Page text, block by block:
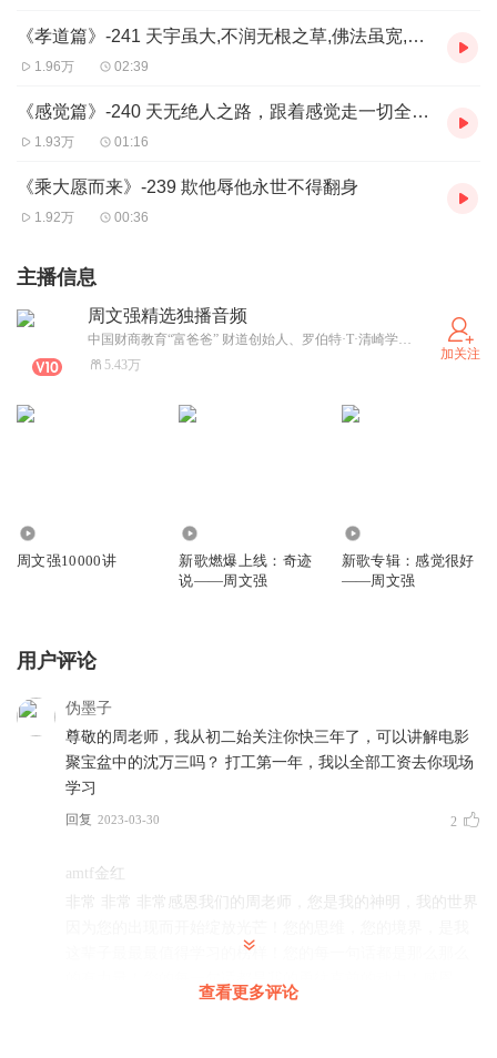
《孝道篇》-241 天宇虽大,不润无根之草,佛法虽宽,不渡无缘之人
1.96万 02:39
《感觉篇》-240 天无绝人之路，跟着感觉走一切全都有
1.93万 01:16
《乘大愿而来》-239 欺他辱他永世不得翻身
1.92万 00:36
主播信息
周文强精选独播音频
中国财商教育“富爸爸” 财道创始人、罗伯特·T·清崎学生，北京世华管理专修学院财商商学院院长 出身农村，毫无背景的他，初中辍学走上工地，做过13个行业，26份工作，短短数年之内，创业成功，创办多家公司，如今早已实现财富自由，他独创致富学体系，用4大板块全方位根除穷人思维，他的财商思维是他白手起家的核心。
5.43万
加关注
周文强10000讲
新歌燃爆上线：奇迹
说——周文强
新歌专辑：感觉很好
——周文强
用户评论
伪墨子
尊敬的周老师，我从初二始关注你快三年了，可以讲解电影
聚宝盆中的沈万三吗？ 打工第一年，我以全部工资去你现场
学习
回复 2023-03-30 2
amtf金红
非常 非常 非常感恩我们的周老师，您是我的神明，我的世界
这辈子最最最值得学习的榜样！您的每一句话都是那么那么
您，感恩您，感恩您，爱您周老师
查看更多评论